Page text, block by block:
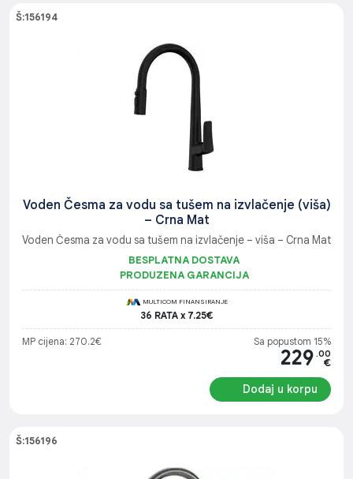
Š:156194
Voden Česma za vodu sa tušem na izvlačenje (viša)
– Crna Mat
Voden Česma za vodu sa tušem na izvlačenje – viša – Crna Mat
BESPLATNA DOSTAVA
PRODUZENA GARANCIJA
MULTICOM FINANSIRANJE
36 RATA x 7.25€
MP cijena: 270.2€ Sa popustom 15%
229 .00
€
Dodaj u korpu
Š:156196